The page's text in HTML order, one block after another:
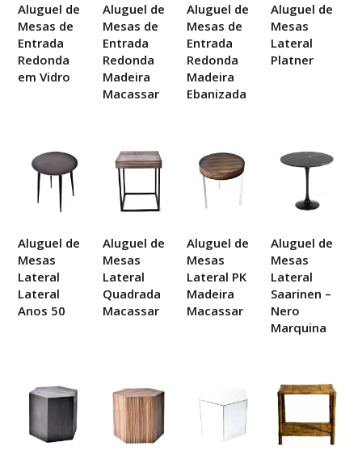
Aluguel de
Mesas de
Entrada
Redonda
em Vidro
Aluguel de
Mesas de
Entrada
Redonda
Madeira
Macassar
Aluguel de
Mesas de
Entrada
Redonda
Madeira
Ebanizada
Aluguel de
Mesas
Lateral
Platner
Aluguel de
Mesas
Lateral
Lateral
Anos 50
Aluguel de
Mesas
Lateral
Quadrada
Macassar
Aluguel de
Mesas
Lateral PK
Madeira
Macassar
Aluguel de
Mesas
Lateral
Saarinen –
Nero
Marquina